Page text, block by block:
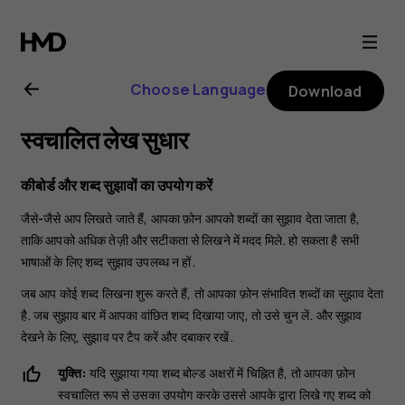
Nokia
C01
Plus
user
guide
Choose Language Download
स्वचालित लेख सुधार
कीबोर्ड और शब्द सुझावों का उपयोग करें
जैसे-जैसे आप लिखते जाते हैं, आपका फ़ोन आपको शब्दों का सुझाव देता जाता है,
ताकि आपको अधिक तेज़ी और सटीकता से लिखने में मदद मिले. हो सकता है सभी
भाषाओं के लिए शब्द सुझाव उपलब्ध न हों.
जब आप कोई शब्द लिखना शुरू करते हैं, तो आपका फ़ोन संभावित शब्दों का सुझाव देता
है. जब सुझाव बार में आपका वांछित शब्द दिखाया जाए, तो उसे चुन लें. और सुझाव
देखने के लिए, सुझाव पर टैप करें और दबाकर रखें.
युक्ति: यदि सुझाया गया शब्द बोल्ड अक्षरों में चिह्नित है, तो आपका फ़ोन
स्वचालित रूप से उसका उपयोग करके उससे आपके द्वारा लिखे गए शब्द को